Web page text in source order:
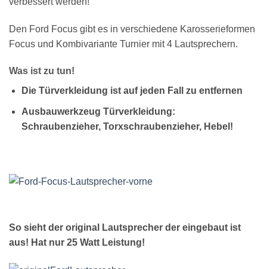
Den Ford Focus gibt es in verschiedene Karosserieformen
Focus und Kombivariante Turnier mit 4 Lautsprechern.
Was ist zu tun!
Die Türverkleidung ist auf jeden Fall zu entfernen
Ausbauwerkzeug Türverkleidung:
Schraubenzieher, Torxschraubenzieher, Hebel!
So sieht der original Lautsprecher der eingebaut ist
aus! Hat nur 25 Watt Leistung!